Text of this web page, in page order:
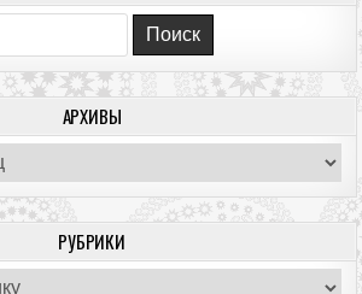
АРХИВЫ
РУБРИКИ